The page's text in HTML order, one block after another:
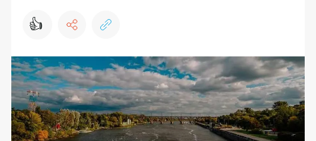
👍